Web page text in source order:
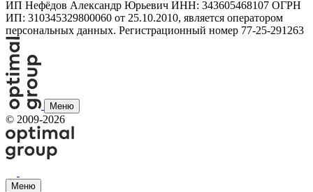
ИП Нефёдов Александр Юрьевич ИНН: 343605468107 ОГРН
ИП: 310345329800060 от 25.10.2010, является оператором
персональных данных. Регистрационный номер 77-25-291263
Меню
© 2009-2026
Меню